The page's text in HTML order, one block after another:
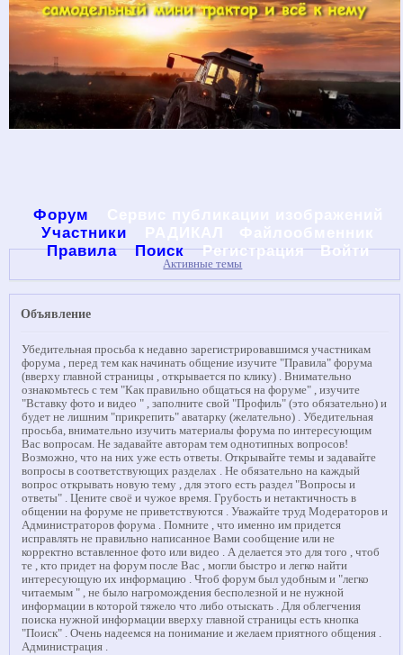
Форум
Участники
Правила
Поиск Регистрация Войти
Активные темы
Объявление
Убедительная просьба к недавно зарегистрировавшимся участникам
форума , перед тем как начинать общение изучите "Правила" форума
(вверху главной страницы , открывается по клику) . Внимательно
ознакомьтесь с тем "Как правильно общаться на форуме" , изучите
"Вставку фото и видео " , заполните свой "Профиль" (это обязательно) и
будет не лишним "прикрепить" аватарку (желательно) . Убедительная
просьба, внимательно изучить материалы форума по интересующим
Вас вопросам. Не задавайте авторам тем однотипных вопросов!
Возможно, что на них уже есть ответы. Открывайте темы и задавайте
вопросы в соответствующих разделах . Не обязательно на каждый
вопрос открывать новую тему , для этого есть раздел "Вопросы и
ответы" . Цените своё и чужое время. Грубость и нетактичность в
общении на форуме не приветствуются . Уважайте труд Модераторов и
Администраторов форума . Помните , что именно им придется
исправлять не правильно написанное Вами сообщение или не
корректно вставленное фото или видео . А делается это для того , чтоб
те , кто придет на форум после Вас , могли быстро и легко найти
интересующую их информацию . Чтоб форум был удобным и "легко
читаемым " , не было нагромождения бесполезной и не нужной
информации в которой тяжело что либо отыскать . Для облегчения
поиска нужной информации вверху главной страницы есть кнопка
"Поиск" . Очень надеемся на понимание и желаем приятного общения .
Администрация .